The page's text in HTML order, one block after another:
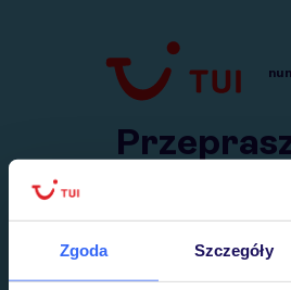
Zgoda Szczegóły
Przejdź do TUI.pl
Wysłaliśmy nasz serwis na